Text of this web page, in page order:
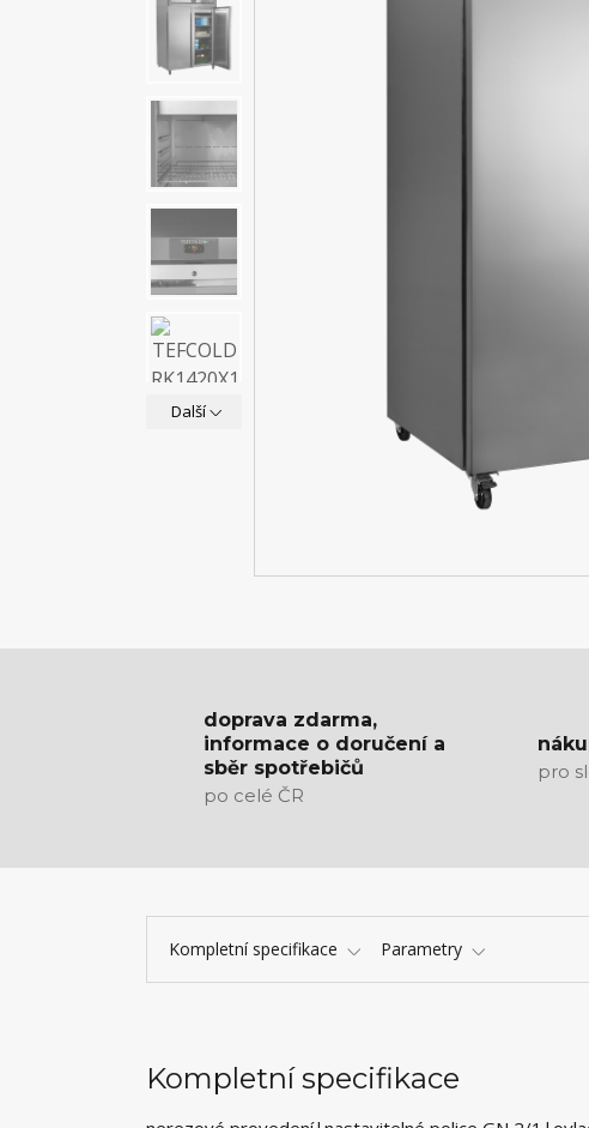
Další
doprava zdarma,
informace o doručení a
sběr spotřebičů
po celé ČR
pro
Kompletní specifikace Parametry
Kompletní specifikace